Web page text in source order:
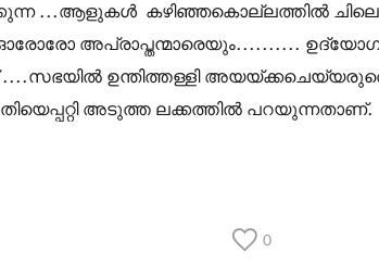
...ആളുകൾ കഴിഞ്ഞകൊല്ലത്തിൽ
അപ്രാപ്തന്മാരെയും..........
ഉന്തിത്തള്ളി
അടുത്ത ലക്കത്തിൽ പറയുന്നതാണ്.
0